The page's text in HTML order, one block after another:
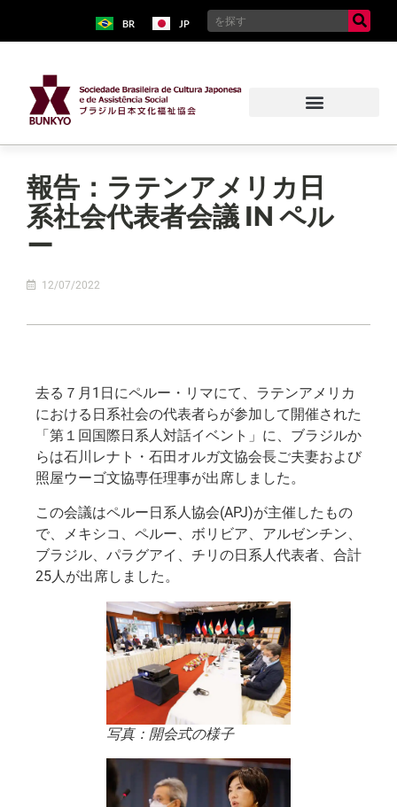
BR JP
報告：ラテンアメリカ日
系社会代表者会議 IN ペル
ー
12/07/2022
去る７月1日にペルー・リマにて、ラテンアメリカ
における日系社会の代表者らが参加して開催された
「第１回国際日系人対話イベント」に、ブラジルか
らは石川レナト・石田オルガ文協会長ご夫妻および
照屋ウーゴ文協専任理事が出席しました。
この会議はペルー日系人協会(APJ)が主催したもの
で、メキシコ、ペルー、ボリビア、アルゼンチン、
ブラジル、パラグアイ、チリの日系人代表者、合計
25人が出席しました。
写真：開会式の様子